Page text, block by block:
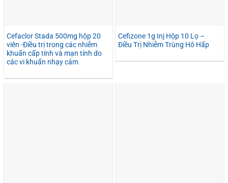
Cefaclor Stada 500mg hộp 20
viên -Điều trị trong các nhiễm
khuẩn cấp tính và mạn tính do
các vi khuẩn nhạy cảm
Cefizone 1g Inj Hộp 10 Lọ –
Điều Trị Nhiễm Trùng Hô Hấp